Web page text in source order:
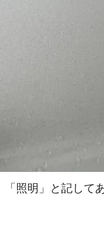
照明」と記して